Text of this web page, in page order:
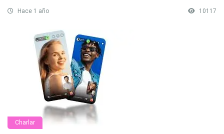
Hace 1 año 10117
Charlar